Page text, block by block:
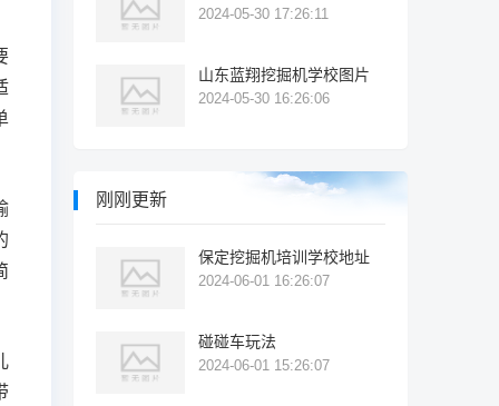
2024-05-30 17:26:11
山东蓝翔挖掘机学校图片
2024-05-30 16:26:06
刚刚更新
保定挖掘机培训学校地址
2024-06-01 16:26:07
碰碰车玩法
2024-06-01 15:26:07